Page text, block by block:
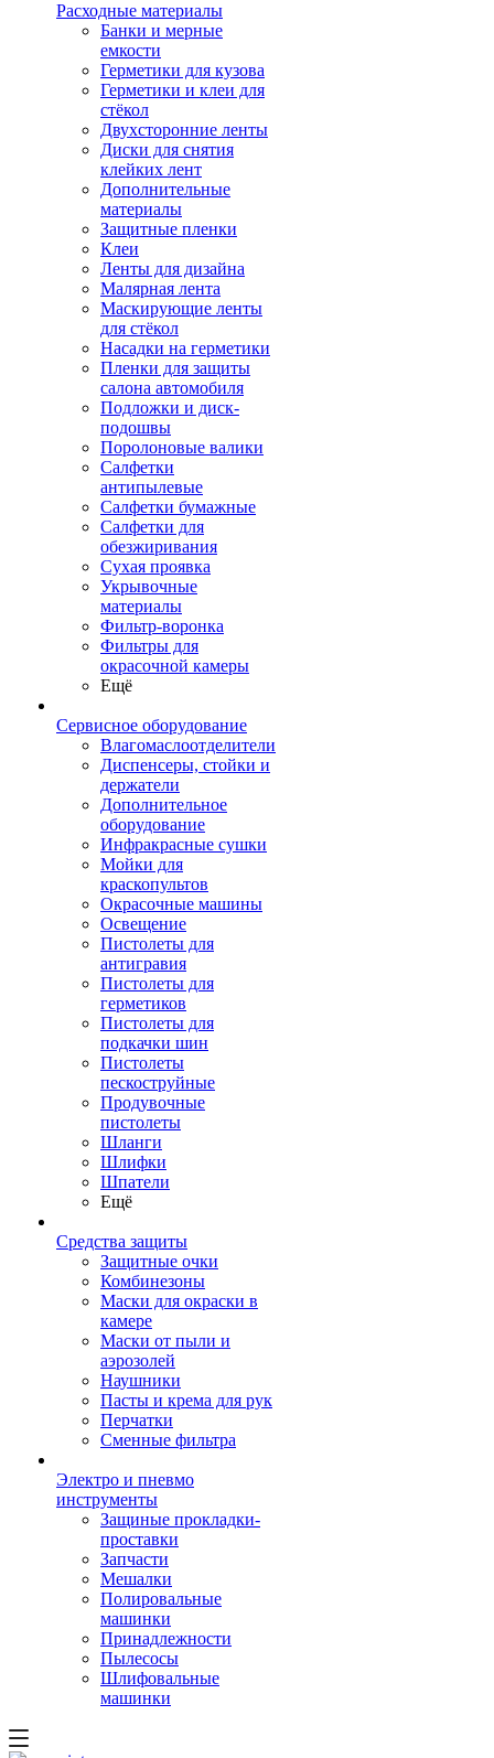
Расходные материалы
Банки и мерные
емкости
Герметики для кузова
Герметики и клеи для
стёкол
Двухсторонние ленты
Диски для снятия
клейких лент
Дополнительные
материалы
Защитные пленки
Клеи
Ленты для дизайна
Малярная лента
Маскирующие ленты
для стёкол
Насадки на герметики
Пленки для защиты
салона автомобиля
Подложки и диск-
подошвы
Поролоновые валики
Салфетки
антипылевые
Салфетки бумажные
Салфетки для
обезжиривания
Сухая проявка
Укрывочные
материалы
Фильтр-воронка
Фильтры для
окрасочной камеры
Ещё
Сервисное оборудование
Влагомаслоотделители
Диспенсеры, стойки и
держатели
Дополнительное
оборудование
Инфракрасные сушки
Мойки для
краскопультов
Окрасочные машины
Освещение
Пистолеты для
антигравия
Пистолеты для
герметиков
Пистолеты для
подкачки шин
Пистолеты
пескоструйные
Продувочные
пистолеты
Шланги
Шлифки
Шпатели
Ещё
Средства защиты
Защитные очки
Комбинезоны
Маски для окраски в
камере
Маски от пыли и
аэрозолей
Наушники
Пасты и крема для рук
Перчатки
Сменные фильтра
Электро и пневмо
инструменты
Защиные прокладки-
проставки
Запчасти
Мешалки
Полировальные
машинки
Принадлежности
Пылесосы
Шлифовальные
машинки